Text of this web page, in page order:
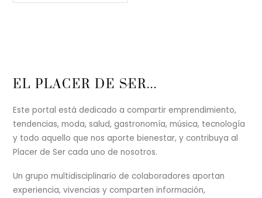
Back
Top
EL PLACER DE SER...
Este portal está dedicado a compartir emprendimiento,
tendencias, moda, salud, gastronomía, música, tecnología
y todo aquello que nos aporte bienestar, y contribuya al
Placer de Ser cada uno de nosotros.
Un grupo multidisciplinario de colaboradores aportan
experiencia, vivencias y comparten información,